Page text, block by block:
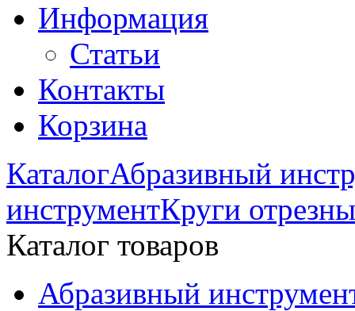
Информация
Статьи
Контакты
Корзина
КаталогАбразивный
инструментКруги
Каталог товаров
Абразивный